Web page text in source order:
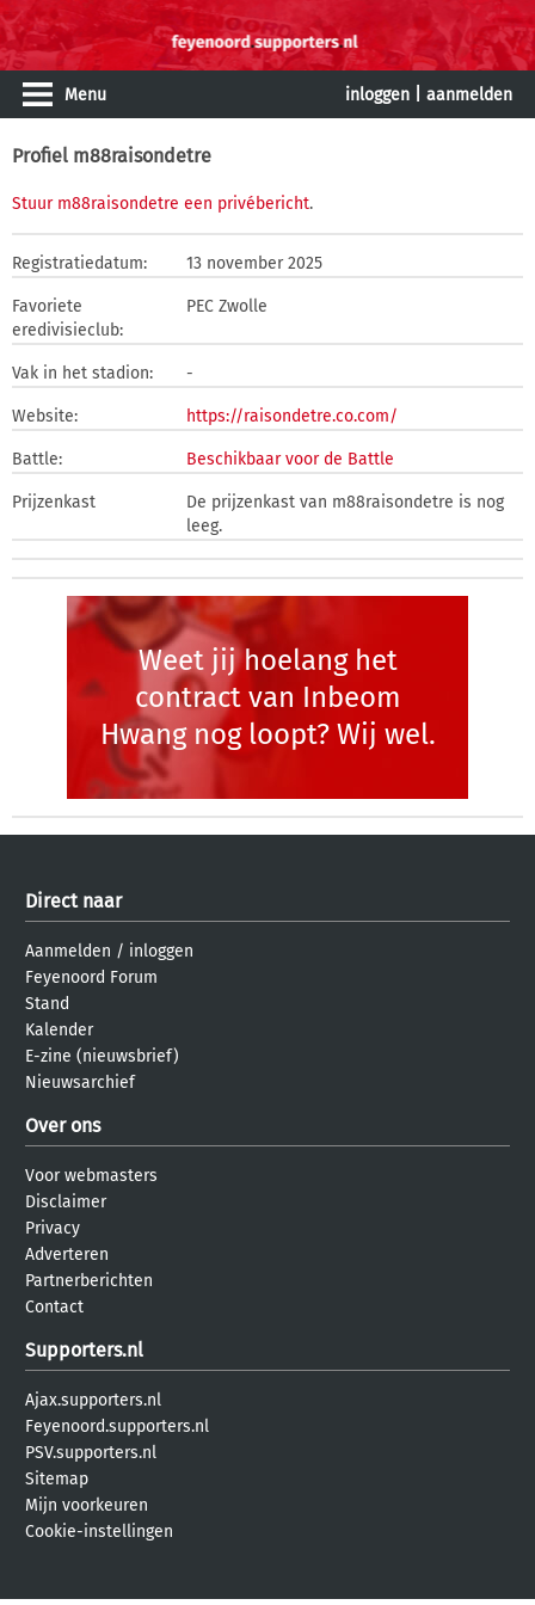
Menu inloggen aanmelden
Profiel m88raisondetre
Stuur m88raisondetre een privébericht.
Registratiedatum: 13 november 2025
Favoriete
eredivisieclub:
PEC Zwolle
Vak in het stadion: -
Website: https://raisondetre.co.com/
Battle: Beschikbaar voor de Battle
Prijzenkast
De prijzenkast van m88raisondetre is nog
leeg.
Weet jij hoelang het
contract van Inbeom
Hwang nog loopt? Wij wel.
Direct naar
Aanmelden / inloggen
Feyenoord Forum
Stand
Kalender
E-zine (nieuwsbrief)
Nieuwsarchief
Over ons
Voor webmasters
Disclaimer
Privacy
Adverteren
Partnerberichten
Contact
Supporters.nl
Ajax.supporters.nl
Feyenoord.supporters.nl
PSV.supporters.nl
Sitemap
Mijn voorkeuren
Cookie-instellingen